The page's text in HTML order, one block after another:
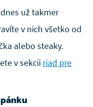
už takmer
v nich všetko od
alebo steaky.
v sekcii riad pre